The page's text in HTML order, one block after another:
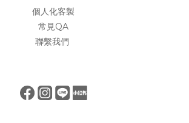
個人化客製
常見QA
聯繫我們